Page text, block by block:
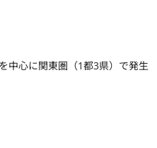
中心に関東圏（1都3県）で発生